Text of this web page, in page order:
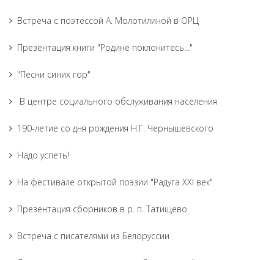
Встреча с поэтессой А. Молотилиной в ОРЦ
Презентация книги "Родине поклонитесь..."
"Песни синих гор"
В центре социального обслуживания населения
190-летие со дня рождения Н.Г. Чернышевского
Надо успеть!
На фестивале открытой поэзии "Радуга XXI век"
Презентация сборников в р. п. Татищево
Встреча с писателями из Белоруссии